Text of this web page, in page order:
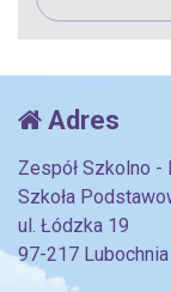
Adres
Zespół Szkolno
Szkoła
ul. Łódzka 19
97-217 Lubochnia